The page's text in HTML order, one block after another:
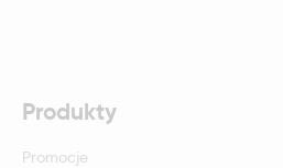
Produkty
Promocje